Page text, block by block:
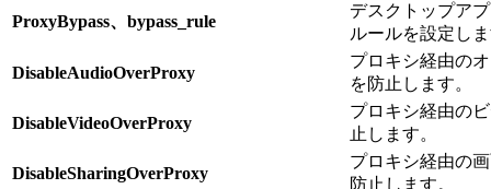
ProxyBypass、bypass_rule
デスクトップア
ルールを設定し
DisableAudioOverProxy
プロキシ経由の
を防止します。​
DisableVideoOverProxy
プロキシ経由の
止します。
DisableSharingOverProxy
プロキシ経由の
防止します。